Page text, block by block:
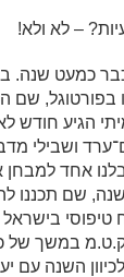
– לא ולא!
בפורטוגל, שם
הגיע חודש
ושבילי
אחד למבחן
שם תכננו
בישראל
השנה עם